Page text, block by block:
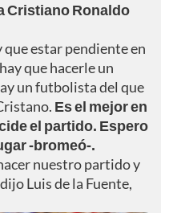
Cristiano Ronaldo
estar pendiente en
que hacerle un
un futbolista del que
Es el mejor en
el partido. Espero
-bromeó-.
nuestro partido y
Luis de la Fuente,